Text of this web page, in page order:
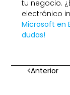
tu negocio.
electrónico
Microsoft en
dudas!
Anterior